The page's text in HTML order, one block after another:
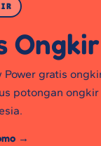
Power gratis
potongan
→